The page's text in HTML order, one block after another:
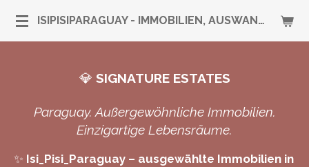
Zum
ISIPISIPARAGUAY - IMMOBILIEN, AUSWANDERUNG & RUNDUM-SERVICE
💎 SIGNATURE ESTATES
Paraguay. Außergewöhnliche Immobilien.
Einzigartige Lebensräume.
✨ Isi_Pisi_Paraguay – ausgewählte Immobilien in